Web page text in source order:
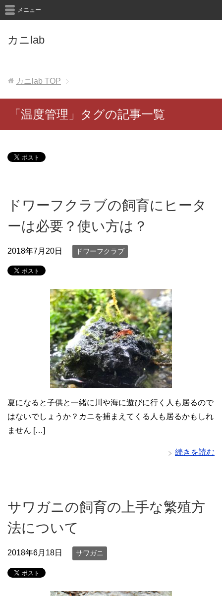
カニlab
メニュー
カニlab TOP
「温度管理」タグの記事一覧
ドワーフクラブの飼育にヒータ
ーは必要？使い方は？
2018年7月20日 ドワーフクラブ
夏になると子供と一緒に川や海に遊びに行く人も居るので
はないでしょうか？カニを捕まえてくる人も居るかもしれ
ません […]
続きを読む
サワガニの飼育の上手な繁殖方
法について
2018年6月18日 サワガニ